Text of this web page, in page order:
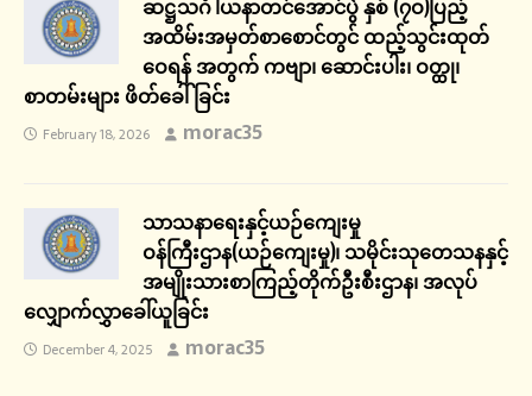
ဆဋ္ဌသင်္ဂါယနာတင်အောင်ပွဲ နှစ် (၇ဝ)ပြည့်
အထိမ်းအမှတ်စာစောင်တွင် ထည့်သွင်းထုတ်
ဝေရန် အတွက် ကဗျာ၊ ဆောင်းပါး၊ ဝတ္ထု၊
စာတမ်းများ ဖိတ်ခေါ်ခြင်း
February 18, 2026 morac35
သာသနာရေးနှင့်ယဉ်ကျေးမှု
ဝန်ကြီးဌာန(ယဉ်ကျေးမှု)၊ သမိုင်းသုတေသနနှင့်
အမျိုးသားစာကြည့်တိုက်ဦးစီးဌာန၊ အလုပ်
လျှောက်လွှာခေါ်ယူခြင်း
December 4, 2025 morac35